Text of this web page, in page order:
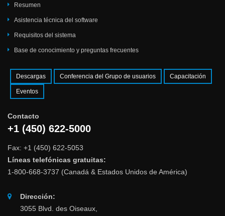
Resumen
Asistencia técnica del software
Requisitos del sistema
Base de conocimiento y preguntas frecuentes
Descargas Conferencia del Grupo de usuarios Capacitación
Eventos
Contacto
+1 (450) 622-5000
Fax: +1 (450) 622-5053
Líneas telefónicas gratuitas:
1-800-668-3737 (Canadá & Estados Unidos de América)
Dirección:
3055 Blvd. des Oiseaux,